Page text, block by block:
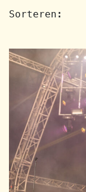
Sorteren: